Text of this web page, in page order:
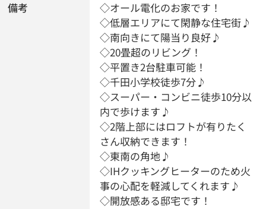
備考
◇オール電化のお家です！
◇低層エリアにて閑静な住宅街♪
◇南向きにて陽当り良好♪
◇20畳超のリビング！
◇平置き2台駐車可能！
◇千田小学校徒歩7分♪
◇スーパー・コンビニ徒歩10分以
内で歩けます♪
◇2階上部にはロフトが有りたく
さん収納できます！
◇東南の角地♪
◇IHクッキングヒーターのため火
事の心配を軽減してくれます♪
◇開放感ある邸宅です！